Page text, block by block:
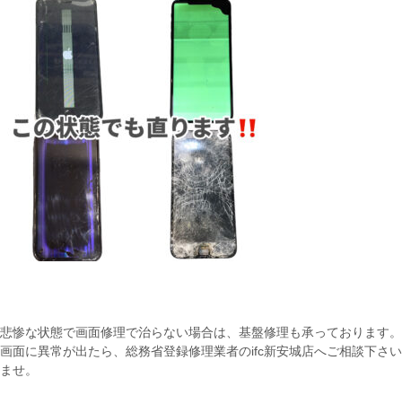
悲惨な状態で画面修理で治らない場合は、基盤修理も承っております。
画面に異常が出たら、総務省登録修理業者のifc新安城店へご相談下さい
ませ。